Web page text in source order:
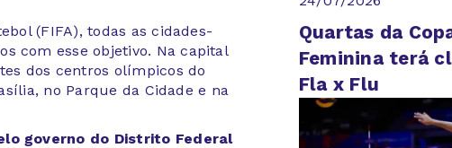
(FIFA), todas as cidades-
com esse objetivo. Na capital
dos centros olímpicos do
no Parque da Cidade e na
governo do Distrito Federal
Quartas da
Feminina terá
Fla x Flu